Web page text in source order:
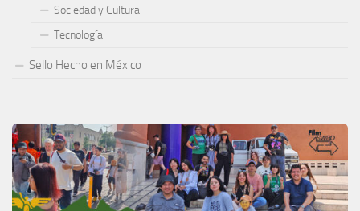
Sociedad y Cultura
Tecnología
Sello Hecho en México